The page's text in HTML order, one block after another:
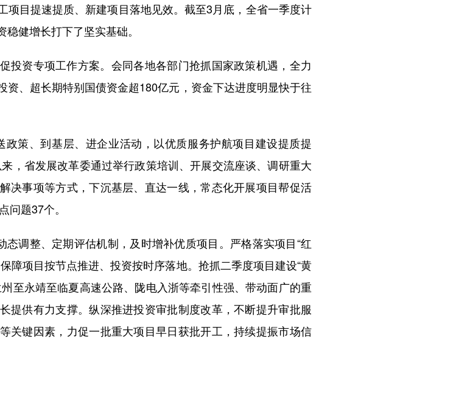
项目提速提质、新建项目落地见效。截至3月底，全省一季度计
健增长打下了坚实基础。
资专项工作方案。会同各地各部门抢抓国家政策机遇，全力
、超长期特别国债资金超180亿元，资金下达进度明显快于往
策、到基层、进企业活动，以优质服务护航项目建设提质提
，省发展改革委通过举行政策培训、开展交流座谈、调研重大
决事项等方式，下沉基层、直达一线，常态化开展项目帮促活
题37个。
调整、定期评估机制，及时增补优质项目。严格落实项目“红
障项目按节点推进、投资按时序落地。抢抓二季度项目建设“黄
至永靖至临夏高速公路、陇电入浙等牵引性强、带动面广的重
提供有力支撑。纵深推进投资审批制度改革，不断提升审批服
关键因素，力促一批重大项目早日获批开工，持续提振市场信